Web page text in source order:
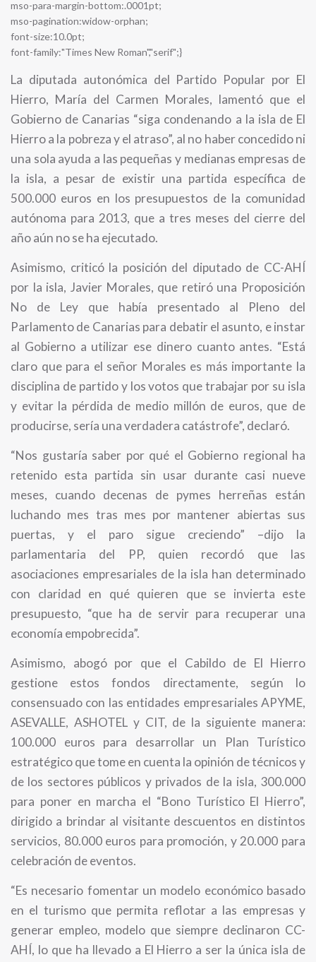
mso-para-margin-bottom:.0001pt;
mso-pagination:widow-orphan;
font-size:10.0pt;
font-family:"Times New Roman","serif";}
La diputada autonómica del Partido Popular por El
Hierro, María del Carmen Morales, lamentó que el
Gobierno de Canarias “siga condenando a la isla de El
Hierro a la pobreza y el atraso”, al no haber concedido ni
una sola ayuda a las pequeñas y medianas empresas de
la isla, a pesar de existir una partida específica de
500.000 euros en los presupuestos de la comunidad
autónoma para 2013, que a tres meses del cierre del
año aún no se ha ejecutado.
Asimismo, criticó la posición del diputado de CC-AHÍ
por la isla, Javier Morales, que retiró una Proposición
No de Ley que había presentado al Pleno del
Parlamento de Canarias para debatir el asunto, e instar
al Gobierno a utilizar ese dinero cuanto antes. “Está
claro que para el señor Morales es más importante la
disciplina de partido y los votos que trabajar por su isla
y evitar la pérdida de medio millón de euros, que de
producirse, sería una verdadera catástrofe”, declaró.
“Nos gustaría saber por qué el Gobierno regional ha
retenido esta partida sin usar durante casi nueve
meses, cuando decenas de pymes herreñas están
luchando mes tras mes por mantener abiertas sus
puertas, y el paro sigue creciendo” –dijo la
parlamentaria del PP, quien recordó que las
asociaciones empresariales de la isla han determinado
con claridad en qué quieren que se invierta este
presupuesto, “que ha de servir para recuperar una
economía empobrecida”.
Asimismo, abogó por que el Cabildo de El Hierro
gestione estos fondos directamente, según lo
consensuado con las entidades empresariales APYME,
ASEVALLE, ASHOTEL y CIT, de la siguiente manera:
100.000 euros para desarrollar un Plan Turístico
estratégico que tome en cuenta la opinión de técnicos y
de los sectores públicos y privados de la isla, 300.000
para poner en marcha el “Bono Turístico El Hierro”,
dirigido a brindar al visitante descuentos en distintos
servicios, 80.000 euros para promoción, y 20.000 para
celebración de eventos.
“Es necesario fomentar un modelo económico basado
en el turismo que permita reflotar a las empresas y
generar empleo, modelo que siempre declinaron CC-
AHÍ, lo que ha llevado a El Hierro a ser la única isla de